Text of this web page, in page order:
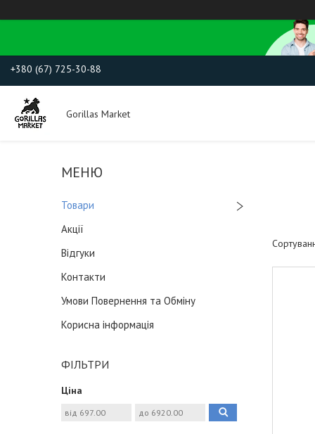
+380 (67) 725-30-88
Gorillas Market
Товари
Акції
Відгуки
Контакти
Умови Повернення та Обміну
Корисна інформація
ФІЛЬТРИ
Ціна